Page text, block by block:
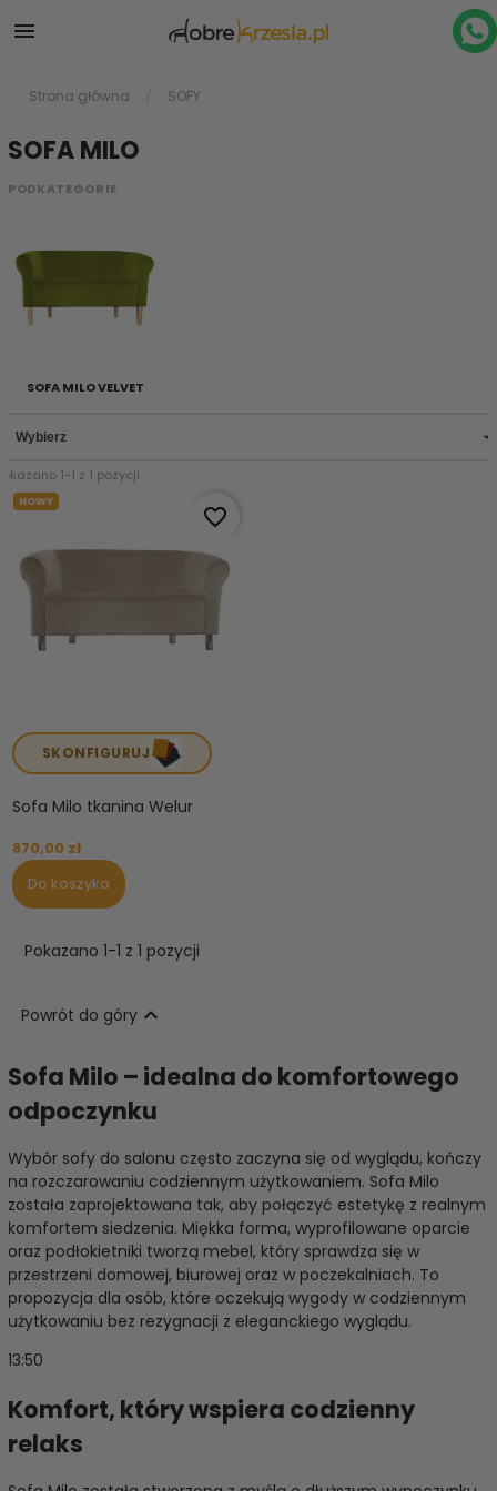

Strona główna SOFY
SOFA MILO
PODKATEGORIE
SOFA MILO VELVET
Wybierz 
1-1 z 1 pozycji
SKONFIGURUJ
Sofa Milo tkanina Welur
870,00 zł
Do koszyka
NOWY
favorite_border
Pokazano 1-1 z 1 pozycji
Powrót do góry 
Sofa Milo – idealna do komfortowego
odpoczynku
Wybór sofy do salonu często zaczyna się od wyglądu, kończy
na rozczarowaniu codziennym użytkowaniem. Sofa Milo
została zaprojektowana tak, aby połączyć estetykę z realnym
komfortem siedzenia. Miękka forma, wyprofilowane oparcie
oraz podłokietniki tworzą mebel, który sprawdza się w
przestrzeni domowej, biurowej oraz w poczekalniach. To
propozycja dla osób, które oczekują wygody w codziennym
użytkowaniu bez rezygnacji z eleganckiego wyglądu.
13:50
Komfort, który wspiera codzienny
relaks